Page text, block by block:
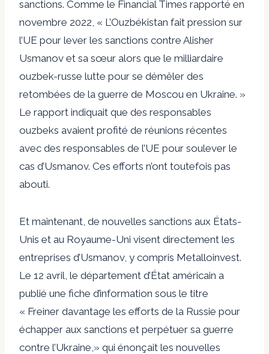
sanctions. Comme le Financial Times rapporté en
novembre 2022 , « L’Ouzbékistan fait pression sur
l’UE pour lever les sanctions contre Alisher
Usmanov et sa sœur alors que le milliardaire
ouzbek-russe lutte pour se démêler des
retombées de la guerre de Moscou en Ukraine. »
Le rapport indiquait que des responsables
ouzbeks avaient profité de réunions récentes
avec des responsables de l’UE pour soulever le
cas d’Usmanov. Ces efforts n’ont toutefois pas
abouti.
Et maintenant, de nouvelles sanctions aux États-
Unis et au Royaume-Uni visent directement les
entreprises d’Usmanov, y compris Metalloinvest.
Le 12 avril, le département d’État américain a
publié une fiche d’information sous le titre
« Freiner davantage les efforts de la Russie pour
échapper aux sanctions et perpétuer sa guerre
contre l’Ukraine, » qui énonçait les nouvelles